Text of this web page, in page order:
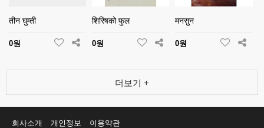
तीन घुम्ती
0원
शिरिषको फुल
0원
मनसुन
0원
더보기 +
회사소개 개인정보 이용약관